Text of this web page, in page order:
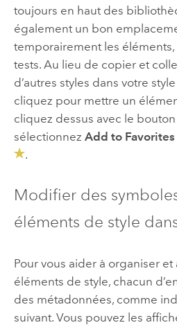
toujours en haut des
également un bon
temporairement les
tests. Au lieu de copier et
d’autres styles dans votre
cliquez pour mettre un
cliquez dessus avec le
sélectionnez Add to
.
Modifier des
éléments de style
Pour vous aider à organiser
éléments de style, chacun
des métadonnées, comme
suivant. Vous pouvez les